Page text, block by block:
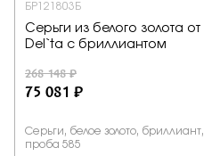
БР121803Б
Серьги из белого золота от
Del`ta с бриллиантом
268 148 ₽
75 081 ₽
Серьги, белое золото, бриллиант,
проба 585